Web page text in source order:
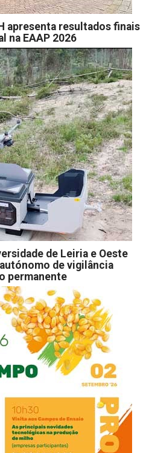
apresenta resultados finais
na EAAP 2026
de Leiria e Oeste
de vigilância
permanente